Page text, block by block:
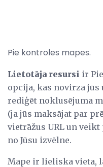
Pie kontroles mapes.
Lietotāja resursi ir
opcija, kas novirza jūs
rediģēt noklusējuma
(ja jūs maksājat par
vietrāžus URL un
no Jūsu izvēlne.
Mape ir lieliska vieta,